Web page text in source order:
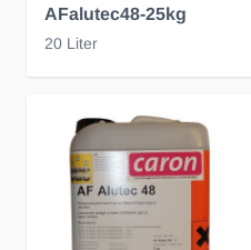
AFalutec48-25kg
20 Liter